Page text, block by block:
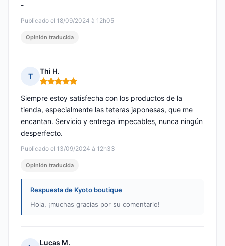
Publicado el 18/09/2024 à 12h05
-
Opinión traducida
T
Thi H.
Nota: 5 de 5
Publicado el 13/09/2024 à 12h33
Siempre estoy satisfecha con los productos de la
tienda, especialmente las teteras japonesas, que me
encantan. Servicio y entrega impecables, nunca ningún
desperfecto.
Opinión traducida
Respuesta de Kyoto boutique
Hola, ¡muchas gracias por su comentario!
Lucas M.